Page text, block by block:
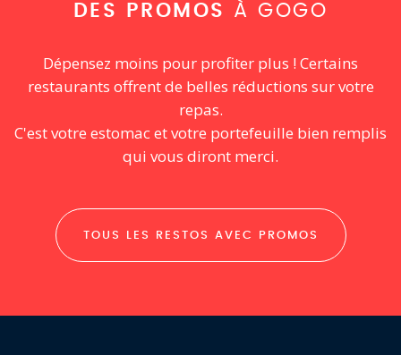
DES PROMOS À GOGO
Dépensez moins pour profiter plus ! Certains
restaurants offrent de belles réductions sur votre
repas.
C'est votre estomac et votre portefeuille bien remplis
qui vous diront merci.
TOUS LES RESTOS AVEC PROMOS